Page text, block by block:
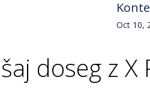
Oct 10,
doseg z X